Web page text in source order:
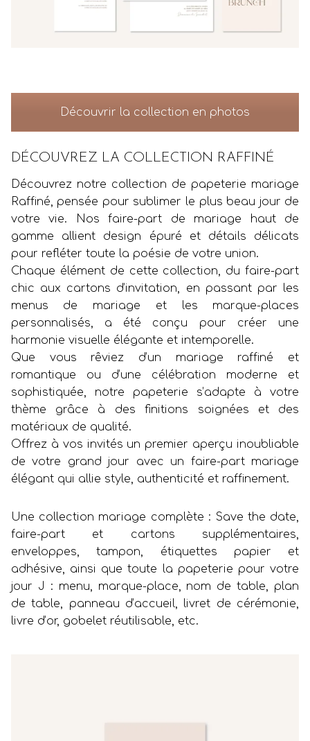
Découvrir la collection en photos
DÉCOUVREZ LA COLLECTION RAFFINÉ
Découvrez notre collection de papeterie mariage
Raffiné, pensée pour sublimer le plus beau jour de
votre vie. Nos faire-part de mariage haut de
gamme allient design épuré et détails délicats
pour refléter toute la poésie de votre union.
Chaque élément de cette collection, du faire-part
chic aux cartons d’invitation, en passant par les
menus de mariage et les marque-places
personnalisés, a été conçu pour créer une
harmonie visuelle élégante et intemporelle.
Que vous rêviez d’un mariage raffiné et
romantique ou d’une célébration moderne et
sophistiquée, notre papeterie s’adapte à votre
thème grâce à des finitions soignées et des
matériaux de qualité.
Offrez à vos invités un premier aperçu inoubliable
de votre grand jour avec un faire-part mariage
élégant qui allie style, authenticité et raffinement.
Une collection mariage complète : Save the date,
faire-part et cartons supplémentaires,
enveloppes, tampon, étiquettes papier et
adhésive, ainsi que toute la papeterie pour votre
jour J : menu, marque-place, nom de table, plan
de table, panneau d’accueil, livret de cérémonie,
livre d’or, gobelet réutilisable, etc.